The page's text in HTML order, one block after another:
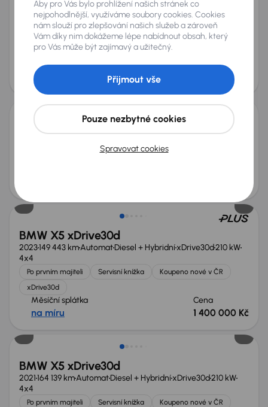
BMW X5
2015272 300 kmAutomatDieselxDrive30d190 kW4x4
Servisní knížka Koupeno nové v ČR xDrive30d
4x4
+9 dalších
Měsíční splátka
od 2 778 Kč
Akční cena
270 000 Kč
BMW X5
Automat xDrive30d
xDrive30d
BMW X5 xDrive30d
2023149 443 kmAutomatDiesel + HybridníxDrive30d210 kW
4x4
Po prvním majiteli Servisní knížka
Koupeno nové v ČR
xDrive30d
Měsíční splátka
na míru
Cena
1 400 000 Kč
Nově v nabídce
BMW X5 xDrive30d
2021164 139 kmAutomatDiesel + HybridníxDrive30d210 kW
4x4
Po prvním majiteli Servisní knížka
Koupeno nové v ČR
Aby pro Vás bylo prohlížení našich stránek co
nejpohodlnější, využíváme soubory cookies. Cookies
nám slouží pro zlepšování našich služeb a zároveň
Vám díky nim dokážeme lépe nabídnout obsah, který
pro Vás může být zajímavý a užitečný.
Spravovat cookies
Pouze nezbytné cookies
Přijmout vše